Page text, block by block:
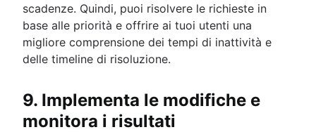
scadenze. Quindi, puoi risolvere le richieste in
base alle priorità e offrire ai tuoi utenti una
migliore comprensione dei tempi di inattività e
delle timeline di risoluzione.
9. Implementa le modifiche e
monitora i risultati